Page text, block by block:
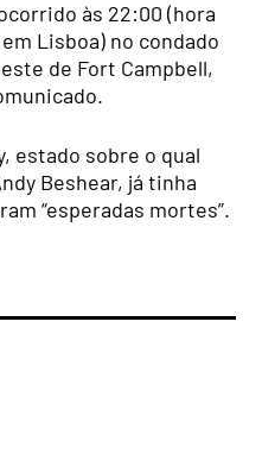
às 22:00 (hora
Lisboa) no condado
de Fort Campbell,
estado sobre o qual
Beshear, já tinha
“esperadas mortes”.